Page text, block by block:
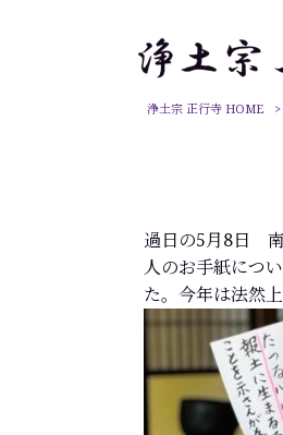
浄土宗 正行寺 HOME >
過日の5月8日 南
人のお手紙につ
た。今年は法然